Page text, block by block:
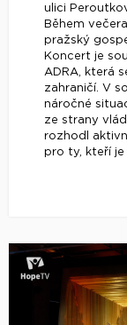
ulici
Během
pražský
Koncert je
ADRA, která
zahraničí. V
náročné
ze strany
rozhodl
pro ty, kteří je